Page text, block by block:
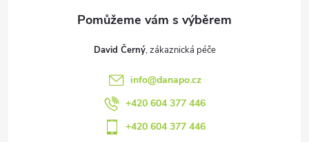
David Černý
info@danapo.cz
+420 604 377 446
+420 604 377 446